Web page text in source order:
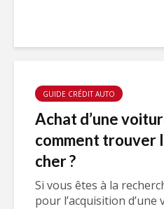
GUIDE CRÉDIT AUTO
Achat d’une
comment trouver
cher ?
Si vous êtes à la
pour l’acquisition d’une